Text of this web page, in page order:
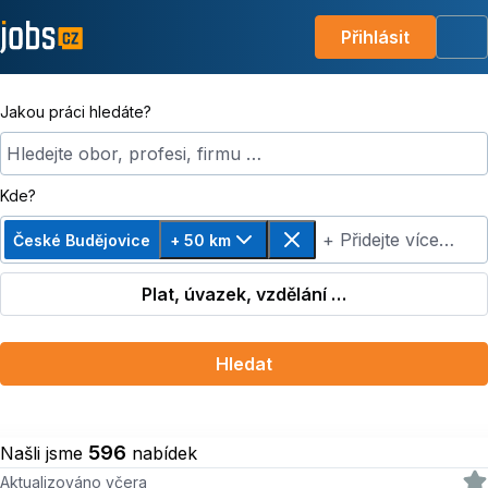
Přihlásit
Jakou práci hledáte?
Hledejte obor, profesi, firmu …
Kde?
České Budějovice
Změnit vzdálenost, zvoleno + 50 km
+ 50 km
Odebrat+ Přidejte více…
Plat, úvazek, vzdělání …
Hledat
Našli jsme 596 nabídek
Aktualizováno včera